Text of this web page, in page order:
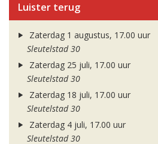
Luister terug
Zaterdag 1 augustus, 17.00 uur
Sleutelstad 30
Zaterdag 25 juli, 17.00 uur
Sleutelstad 30
Zaterdag 18 juli, 17.00 uur
Sleutelstad 30
Zaterdag 4 juli, 17.00 uur
Sleutelstad 30